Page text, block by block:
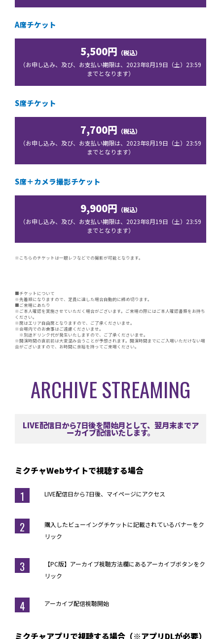
A席チケット
5,500円 （税込）
（お申し込み、及び、お支払い期限は、2023年8月19日（土）23:59
までとなります）
S席チケット
7,700円 （税込）
（お申し込み、及び、お支払い期限は、2023年8月19日（土）23:59
までとなります）
S席＋カメラ撮影チケット
9,900円 （税込）
（お申し込み、及び、お支払い期限は、2023年8月19日（土）23:59
までとなります）
※こちらのチケットは一眼レフなどでの撮影が可能となります。
■チケットについて
※先着順になりますので、定員に達した場合自動的に締め切ります。
■ご来場にあたり
※ご本人確認を実施させていただく場合がございます。ご来場の際にはご本人確認書類をお持ち
ください。
※席はエリア自由席となりますので、ご了承くださいませ。
※会場内でのお食事はご遠慮くださいませ。
※別途ドリンク代が発生いたしますので、ご了承くださいませ。
※開演時間の直前前は大変混み合うことが予想されます。開演時間までにご入場いただけない場
合がございますので、お時間に余裕を持ってご来場ください。
ARCHIVE STREAMING
LIVE配信日から7日後を開始月として、翌月末までア
ーカイブ配信いたします。
ミクチャWebサイトで視聴する場合
1 LIVE配信日から7日後、 マイページにアクセス
2
購入したビューイングチケットに記載されているバナーをク
リック
3
【PC版】アーカイブ視聴方法欄にあるアーカイブボタンをク
リック
4 アーカイブ配信視聴開始
ミクチャアプリで視聴する場合（※アプリDLが必要）